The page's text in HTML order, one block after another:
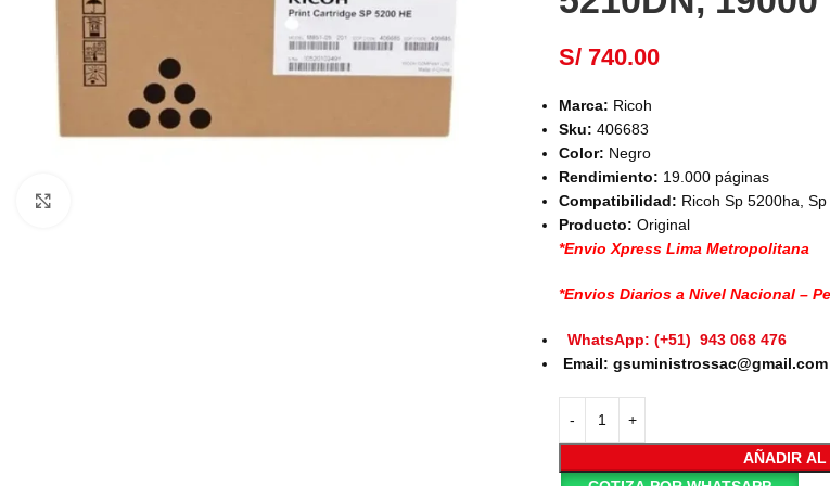
S/ 740.00
Marca: Ricoh
Sku:406683
Color: Negro
Rendimiento: 19.000 páginas
Compatibilidad: Ricoh Sp 5200ha,
Producto: Original
*Envio Xpress Lima Metropolitana
*Envios Diarios a Nivel Nacional –
WhatsApp: (+51) 943 068 476
Email: gsuministrossac@gmail.com
AÑADIR